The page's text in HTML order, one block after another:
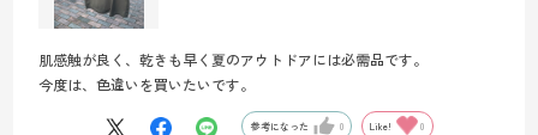
肌感触が良く、乾きも早く夏のアウトドアには必需品です。
今度は、色違いを買いたいです。
参考になった 0 Like! 0